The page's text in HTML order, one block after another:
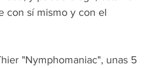
con sí mismo y con el
"Nymphomaniac", unas 5